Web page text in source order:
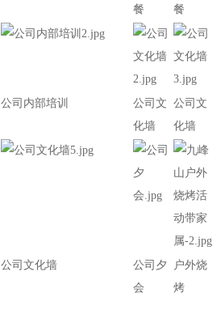
餐
餐
公司内部培训
公司文
化墙
公司文
化墙
公司文化墙
公司夕
会
户外烧
烤